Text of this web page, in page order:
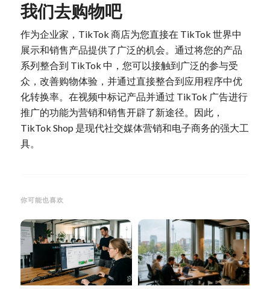
我们去购物吧
作为企业家，TikTok 商店为您直接在 TikTok 世界中
展示和销售产品提供了广泛的机会。通过将您的产品
系列整合到 TikTok 中，您可以接触到广泛的参与受
众，改善购物体验，并通过直接整合到应用程序中优
化转换率。在视频中标记产品并通过 TikTok 广告进行
推广的功能为营销和销售开辟了新途径。因此，
TikTok Shop 是现代社交媒体营销和电子商务的强大工
具。
你可能也喜欢